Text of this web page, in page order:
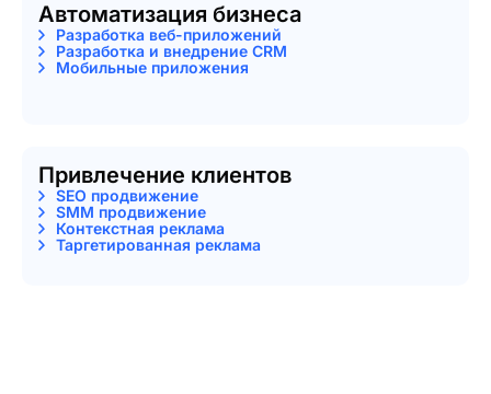
Автоматизация бизнеса
Разработка веб-приложений
Разработка и внедрение CRM
Мобильные приложения
Привлечение клиентов
SEO продвижение
SMM продвижение
Контекстная реклама
Таргетированная реклама